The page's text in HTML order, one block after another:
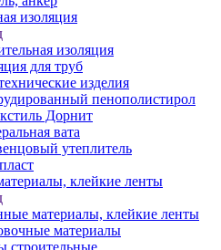
изоляция
изоляция
для труб
изделия
пенополистирол
Дорнит
вата
утеплитель
клейкие ленты
материалы, клейкие ленты
материалы
строительные